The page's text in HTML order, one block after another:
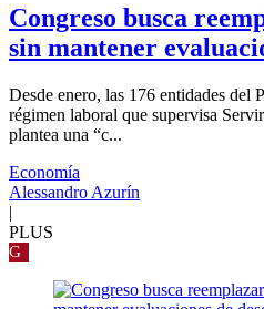
Congreso busca
sin mantener
Desde enero, las 176 entidades del
régimen laboral que supervisa
plantea una “c...
Economía
Alessandro Azurín
|
PLUS
G